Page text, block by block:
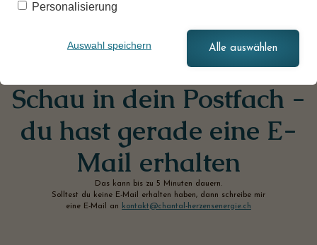
Schau in dein Postfach -
du hast gerade eine E-
Mail erhalten
Das kann bis zu 5 Minuten dauern.
Solltest du keine E-Mail erhalten haben, dann schreibe mir
eine E-Mail an
kontakt@chantal-herzensenergie.ch
Personalisierung
Auswahl speichern Alle auswählen